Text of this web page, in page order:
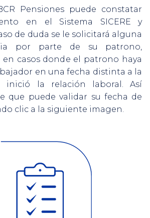
Pensiones puede constatar
en el Sistema SICERE y
de duda se le solicitará alguna
por parte de su patrono,
casos donde el patrono haya
en una fecha distinta a la
inició la relación laboral. Así
que puede validar su fecha de
clic a la siguiente imagen.